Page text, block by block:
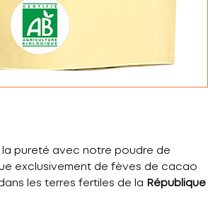
pureté avec notre poudre de
exclusivement de fèves de cacao
les terres fertiles de la République